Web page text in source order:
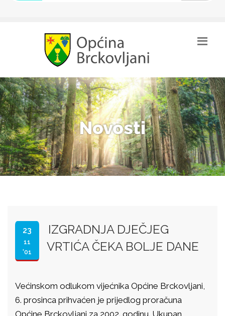
Novosti
23
11
'01
IZGRADNJA DJEČJEG
VRTIĆA ČEKA BOLJE DANE
Većinskom odlukom vijećnika Općine Brckovljani,
6. prosinca prihvaćen je prijedlog proračuna
Općine Brckovljani za 2002. godinu. Ukupan